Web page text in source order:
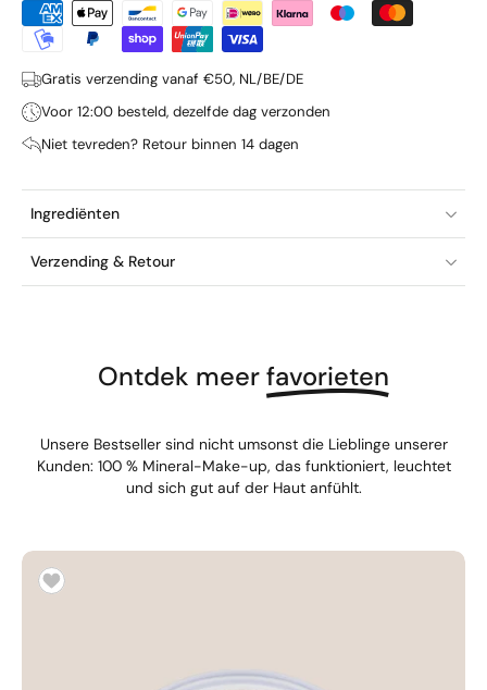
Gratis verzending vanaf €50, NL/BE/DE
Voor 12:00 besteld, dezelfde dag verzonden
Niet tevreden? Retour binnen 14 dagen
Ingrediënten
Verzending & Retour
Ontdek meerfavorieten
Unsere Bestseller sind nicht umsonst die Lieblinge unserer
Kunden: 100 % Mineral-Make-up, das funktioniert, leuchtet
und sich gut auf der Haut anfühlt.